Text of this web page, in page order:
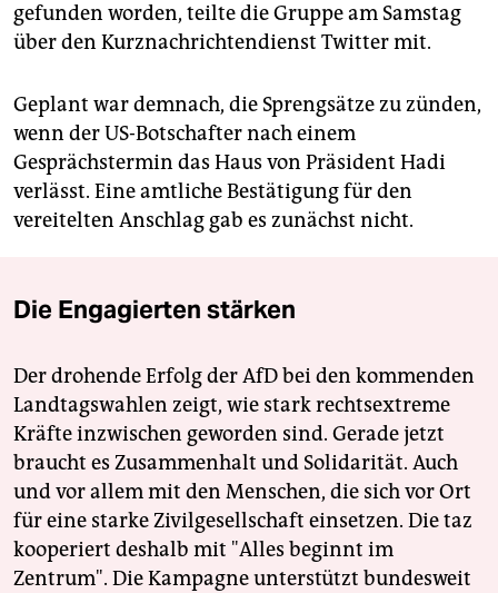
gefunden worden, teilte die Gruppe am Samstag
über den Kurznachrichtendienst Twitter mit.
Geplant war demnach, die Sprengsätze zu zünden,
wenn der US-Botschafter nach einem
Gesprächstermin das Haus von Präsident Hadi
verlässt. Eine amtliche Bestätigung für den
vereitelten Anschlag gab es zunächst nicht.
Die Engagierten stärken
Der drohende Erfolg der AfD bei den kommenden
Landtagswahlen zeigt, wie stark rechtsextreme
Kräfte inzwischen geworden sind. Gerade jetzt
braucht es Zusammenhalt und Solidarität. Auch
und vor allem mit den Menschen, die sich vor Ort
für eine starke Zivilgesellschaft einsetzen. Die taz
kooperiert deshalb mit "Alles beginnt im
Zentrum". Die Kampagne unterstützt bundesweit